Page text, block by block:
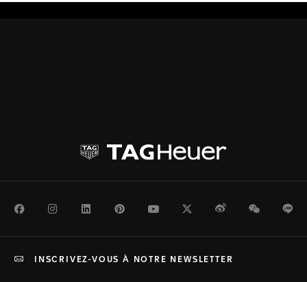
FacebookInstagramLinkedInPinterestYoutubeTwitterWeiboWeChat
INSCRIVEZ-VOUS À NOTRE NEWSLETTER